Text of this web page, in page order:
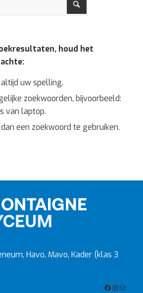
houd het
uw spelling.
zoekwoorden, bijvoorbeeld:
van laptop.
een zoekwoord te gebruiken.
Havo, Mavo, Kader (klas 3
Facebook
E-mail